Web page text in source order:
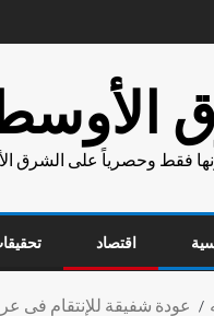
فقط وحصرياً على الشرق
اقتصاد
عودة شفيقة للإنتقام فى